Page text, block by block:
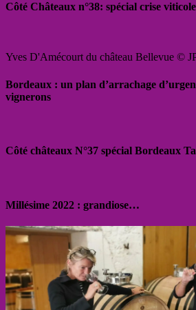
Côté Châteaux n°38: spécial crise
Yves D'Amécourt du château Bellevue ©
Bordeaux : un plan d’arrachage
vignerons
Côté châteaux N°37 spécial Bordeaux
Millésime 2022 : grandiose…